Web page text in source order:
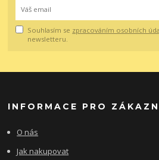
Souhlasím se zpracováním osobních
newsletteru.
INFORMACE PRO
O nás
Jak nakupovat